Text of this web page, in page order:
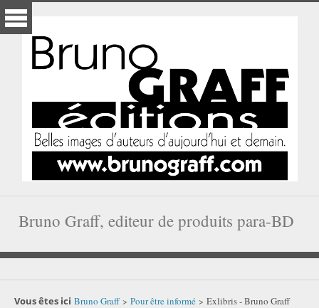
Bruno Graff, editeur de produits para-BD
Vous êtes ici Bruno Graff > Pour être informé > Exlibris - Bruno Graff